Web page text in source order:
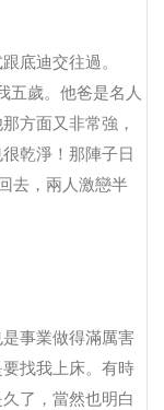
底迪交往過。
五歲。他爸是名人
方面又非常強，
乾淨！那陣子日
去，兩人激戀半
事業做得滿厲害
找我上床。有時
了，當然也明白